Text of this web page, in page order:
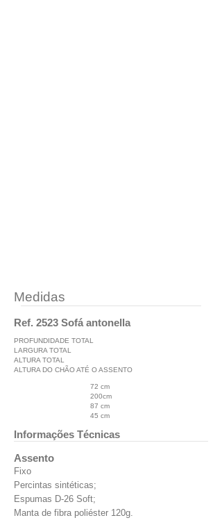
Medidas
Ref. 2523 Sofá antonella
PROFUNDIDADE TOTAL
LARGURA TOTAL
ALTURA TOTAL
ALTURA DO CHÃO ATÉ O ASSENTO
72 cm
200cm
87 cm
45 cm
Informações Técnicas
Assento
Fixo
Percintas sintéticas;
Espumas D-26 Soft;
Manta de fibra poliéster 120g.